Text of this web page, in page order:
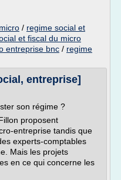
/ regime social et
et fiscal du micro
entreprise bnc / regime
entreprise]
son régime ?
proposent
entreprise tandis que
experts-comptables
Mais les projets
en ce qui concerne les